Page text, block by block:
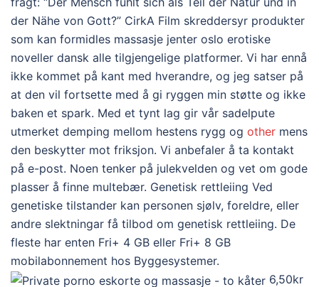
der Nähe von Gott?” CirkA Film skreddersyr produkter
som kan formidles massasje jenter oslo erotiske
noveller dansk alle tilgjengelige platformer. Vi har ennå
ikke kommet på kant med hverandre, og jeg satser på
at den vil fortsette med å gi ryggen min støtte og ikke
baken et spark. Med et tynt lag gir vår sadelpute
utmerket demping mellom hestens rygg og other mens
den beskytter mot friksjon. Vi anbefaler å ta kontakt
på e-post. Noen tenker på julekvelden og vet om gode
plasser å finne multebær. Genetisk rettleiing Ved
genetiske tilstander kan personen sjølv, foreldre, eller
andre slektningar få tilbod om genetisk rettleiing. De
fleste har enten Fri+ 4 GB eller Fri+ 8 GB
mobilabonnement hos Byggesystemer.
6,50kr